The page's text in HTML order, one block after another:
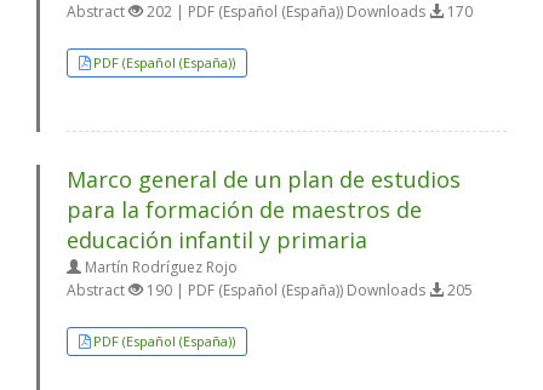
Abstract
202 | PDF (Español (España)) Downloads 170
PDF (Español (España))
Marco general de un plan de estudios
para la formación de maestros de
educación infantil y primaria
Martín Rodríguez Rojo
Abstract
190 | PDF (Español (España)) Downloads 205
PDF (Español (España))